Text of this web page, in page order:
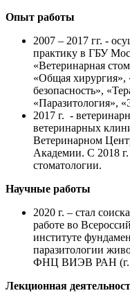
Опыт работы
2007 – 2017 гг. -
практику в ГБУ
«Ветеринарная
«Общая хирургия»,
безопасность»,
«Паразитология»,
2017 г. -
ветеринарных
Ветеринарном
Академии. С 2018 г.
стоматологии.
Научные работы
2020 г. – стал
работе во
институте
паразитологии
ФНЦ ВИЭВ РАН (г.
Лекционная